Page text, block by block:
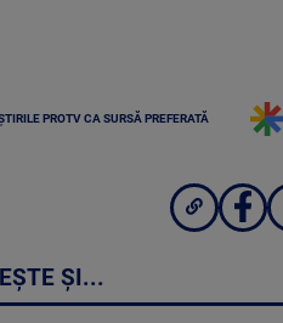
PROTV CA SURSĂ PREFERATĂ
ȘI...